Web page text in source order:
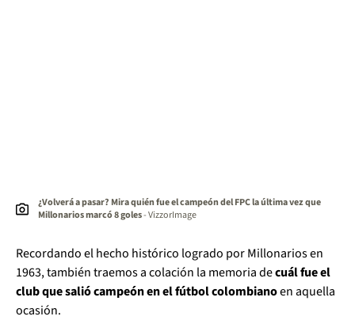
¿Volverá a pasar? Mira quién fue el campeón del FPC la última vez que
Millonarios marcó 8 goles- VizzorImage
Recordando el hecho histórico logrado por Millonarios en
1963, también traemos a colación la memoria decuál fue el
club que salió campeón en el fútbol colombianoen aquella
ocasión.